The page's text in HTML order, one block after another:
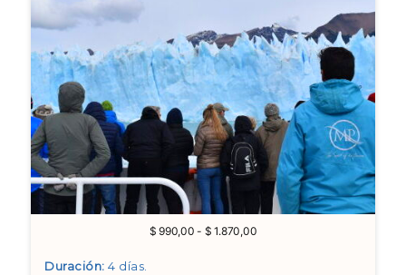
$ 990,00 - $ 1.870,00Rango
Duración: 4 días.